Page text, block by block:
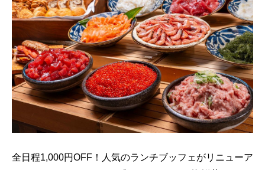
全日程1,000円OFF！人気のランチブッフェがリニューア